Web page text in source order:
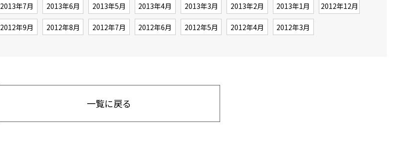
2013年7月 2013年6月 2013年5月 2013年4月 2013年3月 2013年2月 2013年1月 2012年12月
2012年9月 2012年8月 2012年7月 2012年6月 2012年5月 2012年4月 2012年3月
一覧に戻る